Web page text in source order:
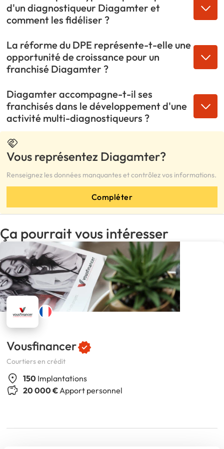
d'un diagnostiqueur Diagamter et
comment les fidéliser ?
La réforme du DPE représente-t-elle une
opportunité de croissance pour un
franchisé Diagamter ?
Diagamter accompagne-t-il ses
franchisés dans le développement d'une
activité multi-diagnostiqueurs ?
Vous représentez Diagamter?
Renseignez les données manquantes et contrôlez vos informations.
Compléter
Ça pourrait vous intéresser
Vousfinancer
Courtiers en crédit
150 Implantations
20 000 € Apport personnel